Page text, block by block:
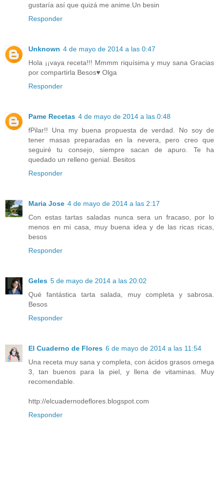
gustaría así que quizá me anime.Un besin
Responder
Unknown 4 de mayo de 2014 a las 0:47
Hola ¡¡vaya receta!!! Mmmm riquísima y muy sana Gracias
por compartirla Besos♥ Olga
Responder
Pame Recetas 4 de mayo de 2014 a las 0:48
fPilar!! Una my buena propuesta de verdad. No soy de
tener masas preparadas en la nevera, pero creo que
seguiré tu consejo, siempre sacan de apuro. Te ha
quedado un relleno genial. Besitos
Responder
Maria Jose 4 de mayo de 2014 a las 2:17
Con estas tartas saladas nunca sera un fracaso, por lo
menos en mi casa, muy buena idea y de las ricas ricas,
besos
Responder
Geles 5 de mayo de 2014 a las 20:02
Qué fantástica tarta salada, muy completa y sabrosa.
Besos
Responder
El Cuaderno de Flores 6 de mayo de 2014 a las 11:54
Una receta muy sana y completa, con ácidos grasos omega
3, tan buenos para la piel, y llena de vitaminas. Muy
recomendable.
http://elcuadernodeflores.blogspot.com
Responder